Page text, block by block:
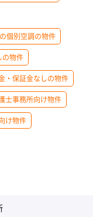
個別空調の物件
の物件
・保証金なしの物件
士事務所向け物件
け物件